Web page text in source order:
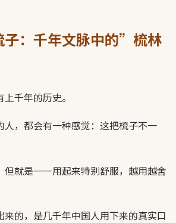
子：千年文脉中的”梳林
千年的历史。
人，都会有一种感觉：这把梳子不一
但就是——用起来特别舒服，越用越舍
的，是几千年中国人用下来的真实口